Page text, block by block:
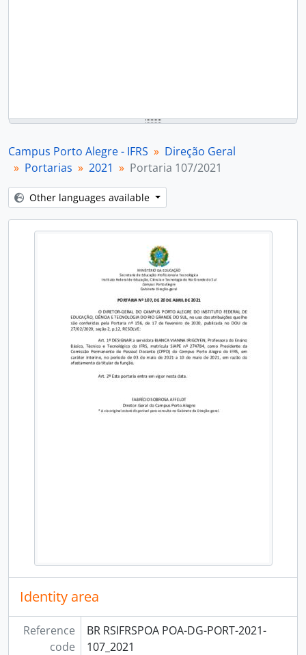
Campus Porto Alegre - IFRS
Direção Geral
Portarias
2021 Portaria 107/2021
Other languages available
Identity area
Reference
code
BR RSIFRSPOA POA-DG-PORT-2021-
107_2021